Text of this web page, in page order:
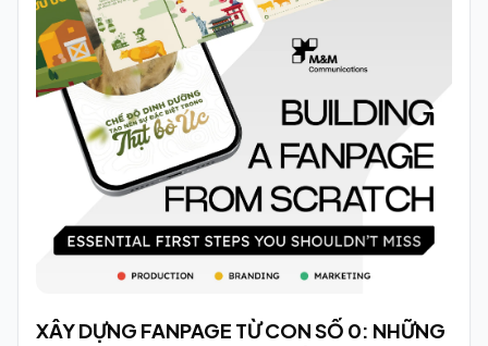
XÂY DỰNG FANPAGE TỪ CON SỐ 0: NHỮNG